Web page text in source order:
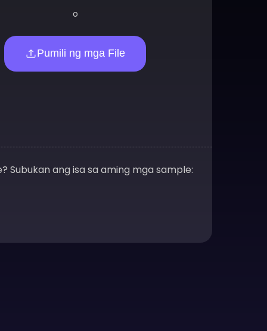
o
Pumili ng mga File
Subukan ang isa sa aming mga sample: